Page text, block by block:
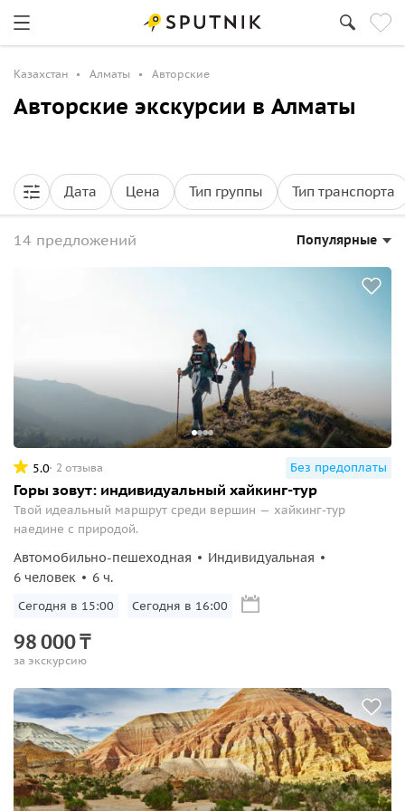
Казахстан Алматы Авторские
Авторские экскурсии в Алматы
Дата Цена Тип группы Тип транспорта
14 предложений Популярные
5.0 2 отзыва Без предоплаты
Горы зовут: индивидуальный хайкинг-тур
Твой идеальный маршрут среди вершин — хайкинг-тур
наедине с природой.
Автомобильно-пешеходная
Индивидуальная
6 человек
6 ч.
Сегодня в 15:00 Сегодня в 16:00
98000₸
за экскурсию